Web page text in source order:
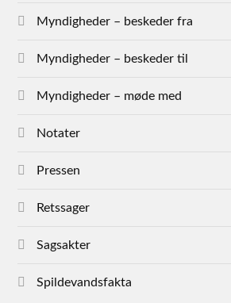
Myndigheder – beskeder fra
Myndigheder – beskeder til
Myndigheder – møde med
Notater
Pressen
Retssager
Sagsakter
Spildevandsfakta